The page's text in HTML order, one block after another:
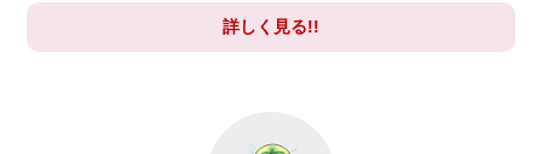
詳しく見る!!